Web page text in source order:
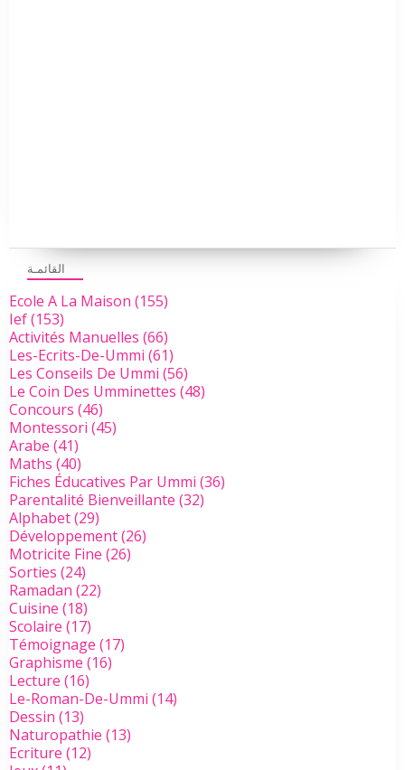
القائمـة
Ecole A La Maison (155)
Ief(153)
Activités Manuelles (66)
Les-Ecrits-De-Ummi (61)
Les Conseils De Ummi (56)
Le Coin Des Umminettes (48)
Concours (46)
Montessori (45)
Arabe (41)
Maths (40)
Fiches Éducatives Par Ummi (36)
Parentalité Bienveillante (32)
Alphabet(29)
Développement(26)
Motricite Fine (26)
Sorties (24)
Ramadan (22)
Cuisine (18)
Scolaire (17)
Témoignage (17)
Graphisme (16)
Lecture (16)
Le-Roman-De-Ummi (14)
Dessin (13)
Naturopathie (13)
Ecriture (12)